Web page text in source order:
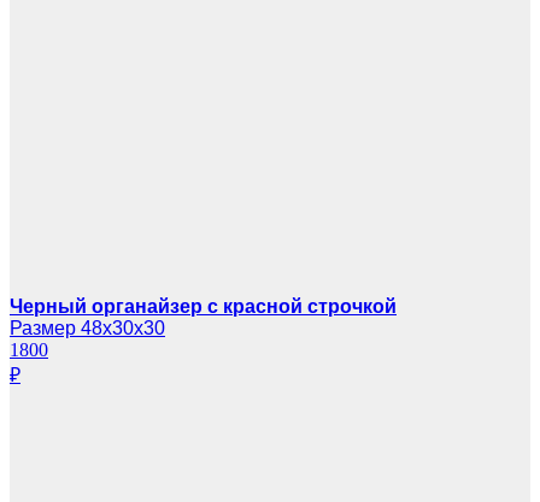
Черный органайзер с красной строчкой
Размер 48х30х30
1800
₽